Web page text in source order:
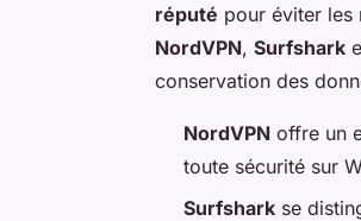
réputé pour éviter les
NordVPN, Surfshark
conservation des
NordVPN offre un
toute sécurité sur
Surfshark se